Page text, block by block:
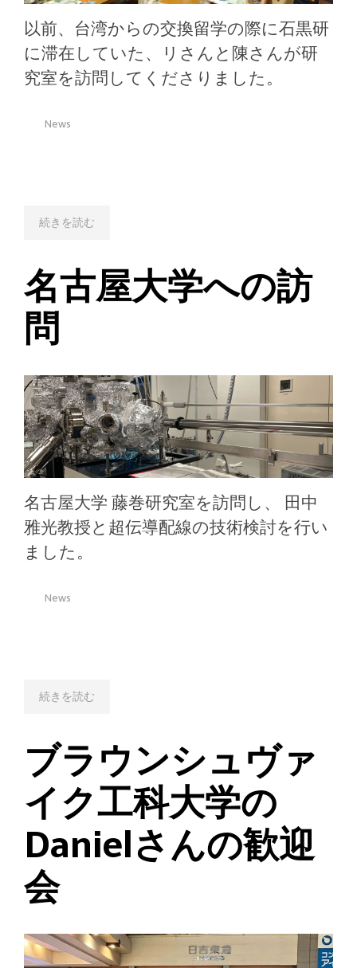
以前、台湾からの交換留学の際に石黒研
に滞在していた、リさんと陳さんが研
究室を訪問してくださりました。
News
続きを読む
名古屋大学への訪
問
名古屋大学 藤巻研究室を訪問し、 田中
雅光教授と超伝導配線の技術検討を行い
ました。
News
続きを読む
ブラウンシュヴァ
イク工科大学の
Danielさんの歓迎
会